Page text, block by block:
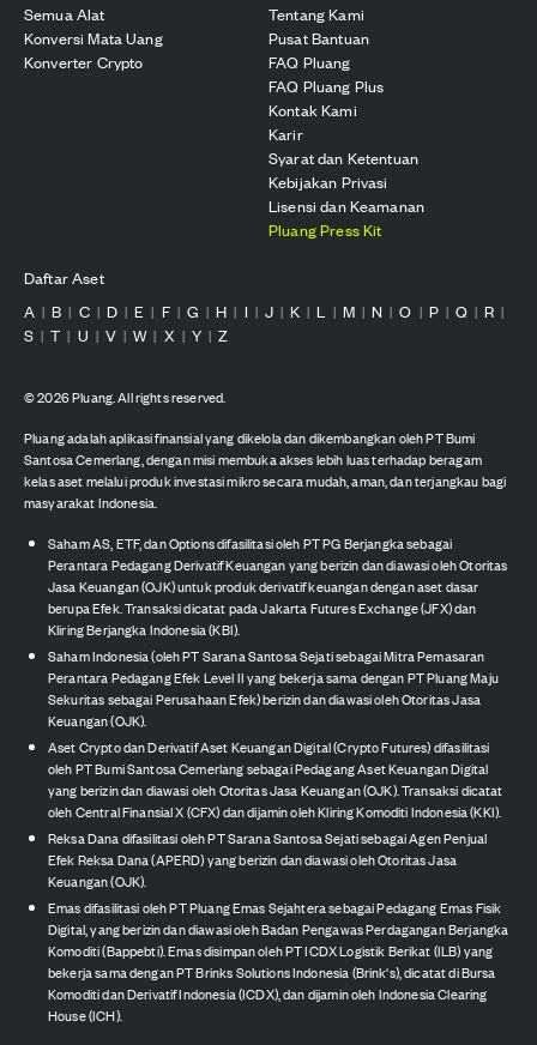
Semua Alat
Konversi Mata Uang
Konverter Crypto
Tentang Kami
Pusat Bantuan
FAQ Pluang
FAQ Pluang Plus
Kontak Kami
Karir
Syarat dan Ketentuan
Kebijakan Privasi
Lisensi dan Keamanan
Pluang Press Kit
Daftar Aset
A | B | C | D | E | F | G | H | I | J | K | L | M | N | O | P | Q | R |
S | T | U | V | W | X | Y | Z
©2026Pluang. All rights reserved.
Pluang adalah aplikasi finansial yang dikelola dan dikembangkan oleh PT Bumi
Santosa Cemerlang, dengan misi membuka akses lebih luas terhadap beragam
kelas aset melalui produk investasi mikro secara mudah, aman, dan terjangkau bagi
masyarakat Indonesia.
Saham AS, ETF, dan Options difasilitasi oleh PT PG Berjangka sebagai
Perantara Pedagang Derivatif Keuangan yang berizin dan diawasi oleh Otoritas
Jasa Keuangan (OJK) untuk produk derivatif keuangan dengan aset dasar
berupa Efek. Transaksi dicatat pada Jakarta Futures Exchange (JFX) dan
Kliring Berjangka Indonesia (KBI).
Saham Indonesia (oleh PT Sarana Santosa Sejati sebagai Mitra Pemasaran
Perantara Pedagang Efek Level II yang bekerja sama dengan PT Pluang Maju
Sekuritas sebagai Perusahaan Efek) berizin dan diawasi oleh Otoritas Jasa
Keuangan (OJK).
Aset Crypto dan Derivatif Aset Keuangan Digital (Crypto Futures) difasilitasi
oleh PT Bumi Santosa Cemerlang sebagai Pedagang Aset Keuangan Digital
yang berizin dan diawasi oleh Otoritas Jasa Keuangan (OJK). Transaksi dicatat
oleh Central Finansial X (CFX) dan dijamin oleh Kliring Komoditi Indonesia (KKI).
Reksa Dana difasilitasi oleh PT Sarana Santosa Sejati sebagai Agen Penjual
Efek Reksa Dana (APERD) yang berizin dan diawasi oleh Otoritas Jasa
Keuangan (OJK).
Emas difasilitasi oleh PT Pluang Emas Sejahtera sebagai Pedagang Emas Fisik
Digital, yang berizin dan diawasi oleh Badan Pengawas Perdagangan Berjangka
Komoditi (Bappebti). Emas disimpan oleh PT ICDX Logistik Berikat (ILB) yang
bekerja sama dengan PT Brinks Solutions Indonesia (Brink's), dicatat di Bursa
Komoditi dan Derivatif Indonesia (ICDX), dan dijamin oleh Indonesia Clearing
House (ICH).